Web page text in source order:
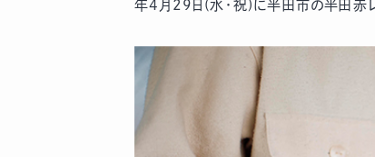
年4月29日(水・祝)に半田市の半田赤